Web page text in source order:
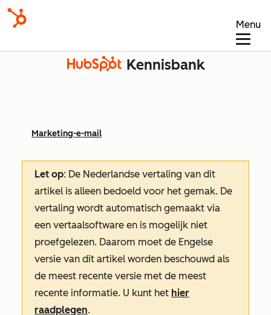
Menu
Kennisbank
Marketing-e-mail
Let op: De Nederlandse vertaling van dit
artikel is alleen bedoeld voor het gemak. De
vertaling wordt automatisch gemaakt via
een vertaalsoftware en is mogelijk niet
proefgelezen. Daarom moet de Engelse
versie van dit artikel worden beschouwd als
de meest recente versie met de meest
recente informatie. U kunt het hier
raadplegen.